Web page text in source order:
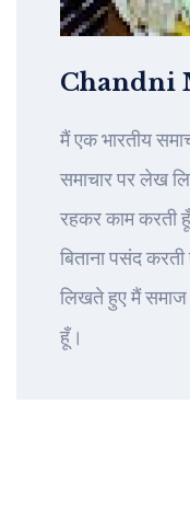
Chandni
मैं एक भारतीय
समाचार पर लेख
रहकर काम करती
बिताना पसंद
लिखते हुए मैं समाज
हूँ।